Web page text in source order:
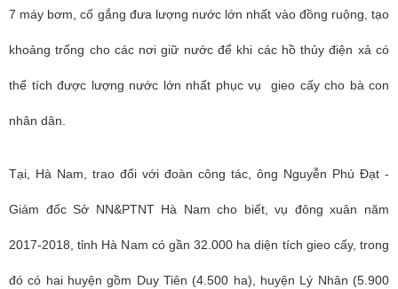
7 máy bơm, cố gắng đưa lượng nước lớn nhất vào đồng ruộng, tạo
khoảng trống cho các nơi giữ nước để khi các hồ thủy điện xả có
thể tích được lượng nước lớn nhất phục vụ gieo cấy cho bà con
nhân dân.
Tại, Hà Nam, trao đổi với đoàn công tác, ông Nguyễn Phú Đạt -
Giám đốc Sở NN&PTNT Hà Nam cho biết, vụ đông xuân năm
2017-2018, tỉnh Hà Nam có gần 32.000 ha diện tích gieo cấy, trong
đó có hai huyện gồm Duy Tiên (4.500 ha), huyện Lý Nhân (5.900